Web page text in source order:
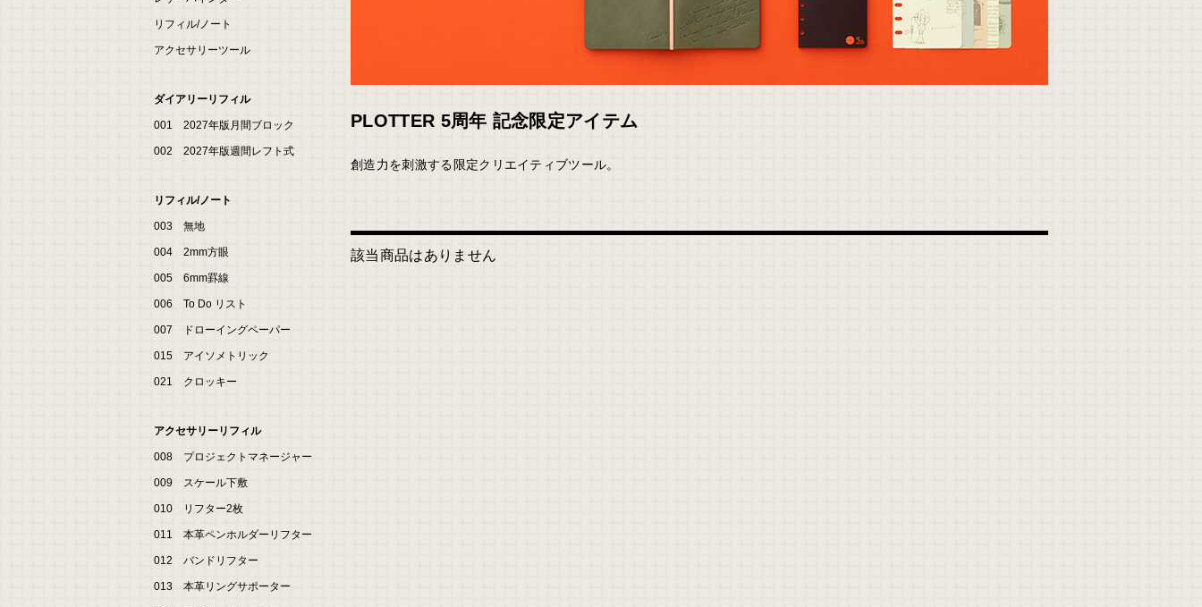
PLOTTER 5周年 記念限定アイテム
創造力を刺激する限定クリエイティブツール。
該当商品はありません
リフィル/ノート
アクセサリーツール
ダイアリーリフィル
001 2027年版月間ブロック
002 2027年版週間レフト式
リフィル/ノート
003 無地
004 2mm方眼
005 6mm罫線
006 To Do リスト
007 ドローイングペーパー
015 アイソメトリック
021 クロッキー
アクセサリーリフィル
008 プロジェクトマネージャー
009 スケール下敷
010 リフター2枚
011 本革ペンホルダーリフター
012 バンドリフター
013 本革リングサポーター